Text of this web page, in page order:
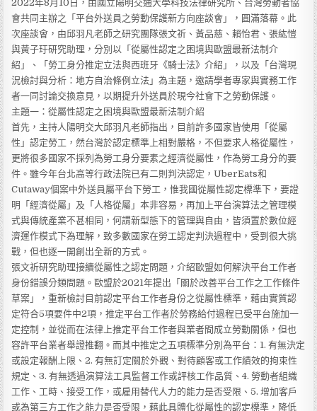
2022年8月10日，由國立陽明交通大學科技法律研究所、台灣勞動者協
會共同主辦之「平台外送員之勞動保護新方向座談會」，圓滿落幕。此
次座談會，由邱羽凡老師之研究團隊張文祈、黃品慈、賴怡君、張紘愷
與黃子玗研究助理，分別以「從屬性認定之困境與歐盟最新法制介
紹」、「勞工身分推定立法與西班牙《騎士法》介紹」，以及「台灣現
況檢討與分析：地方自治條例立法」為主題，邀請學者專家與實務工作
者一同討論交換意見，以期提升外送員於現今社會下之勞動保護。
主題一：從屬性認定之困境與歐盟最新法制介紹
首先，主持人陽明交大邱羽凡老師指出，目前許多國家皆使用「從屬
性」認定勞工，然台灣於認定標準上相對嚴格，不但要求人格從屬性，
更將很多國家不採列為勞工身分要素之經濟從屬性，作為勞工身分的要
件。雖今年台北高等行政法院已有二則判決認定，UberEats和
Cutaway個案中外送員屬平台下勞工，惟我國從屬性認定標準下，要證
明「經濟從屬」及「人格從屬」本非容易，再加上平台演算法之管理模
式與傳統產業不甚相同，何謂新型態下的管理與自由，皆須置於數位經
濟運作模式下為理解，致多數國家在勞工認定判決過程中，受到很大挑
戰，但也逐一開創出全新的方式。
張文祈研究助理接續從屬性之認定問題，介紹歐盟如何解決平台工作者
身份錯誤分類問題。歐盟於2021年提出「關於改善平台工作之工作條件
草案」，重新檢討目前認定平台工作者身份之從屬性標準，藉由實質認
定符合5項要件中2項，推定平台工作者於勞務給付過程已受平台施加一
定控制，並從而在法律上推定平台工作者與業者間成立勞動關係，但也
容許平台業者舉證推翻。而其中推定之五項標準分別為平台：1. 有無決定
或設定報酬上限、2. 有無訂定關於外觀、對待顧客或工作績效的拘束性
規定、3. 有無透過演算法工具監督工作或評核工作品質、4. 勞動者組織
工作、工時、接受工作，或雇用替代人力的能力是否受限、5. 增加客戶
或為第三方工作之能力是否受限，藉此具體化從屬性的認定標準，降低